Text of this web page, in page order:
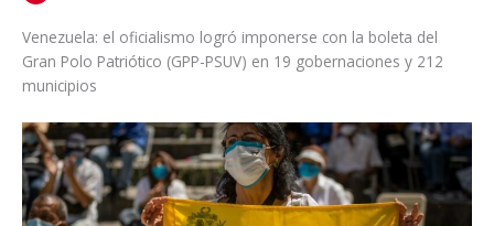
Venezuela: el oficialismo logró imponerse con la boleta del
Gran Polo Patriótico (GPP-PSUV) en 19 gobernaciones y 212
municipios